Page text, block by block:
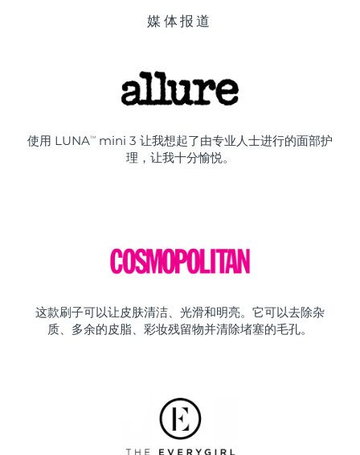
媒体报道
使用 LUNATM
mini 3 让我想起了由专业人士进行的面部护
理，让我十分愉悦。
这款刷子可以让皮肤清洁、光滑和明亮。它可以去除杂
质、多余的皮脂、彩妆残留物并清除堵塞的毛孔。